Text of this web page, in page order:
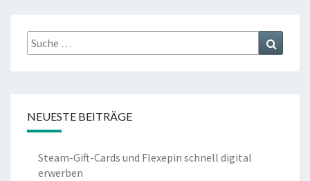
Suche
nach:
NEUESTE BEITRÄGE
Steam-Gift-Cards und Flexepin schnell digital
erwerben